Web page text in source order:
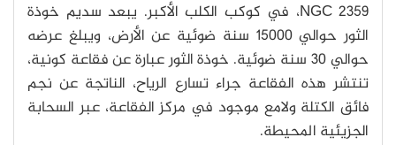
NGC 2359، في كوكب الكلب الأكبر. يبعد سديم خوذة
الثور حوالي 15000 سنة ضوئية عن الأرض، ويبلغ عرضه
حوالي 30 سنة ضوئية. خوذة الثور عبارة عن فقاعة كونية،
تنتشر هذه الفقاعة جراء تسارع الرياح، الناتجة عن نجم
فائق الكتلة ولامع موجود في مركز الفقاعة، عبر السحابة
الجزيئية المحيطة.